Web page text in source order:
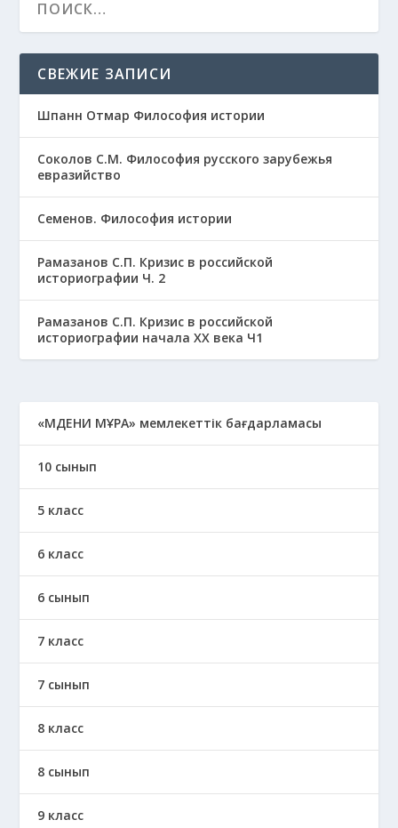
СВЕЖИЕ ЗАПИСИ
Шпанн Отмар Философия истории
Соколов С.М. Философия русского зарубежья
евразийство
Семенов. Философия истории
Рамазанов С.П. Кризис в российской
историографии Ч. 2
Рамазанов С.П. Кризис в российской
историографии начала ХХ века Ч1
«МӘДЕНИ МҰРА» мемлекеттік бағдарламасы
10 сынып
5 класс
6 класс
6 сынып
7 класс
7 сынып
8 класс
8 сынып
9 класс